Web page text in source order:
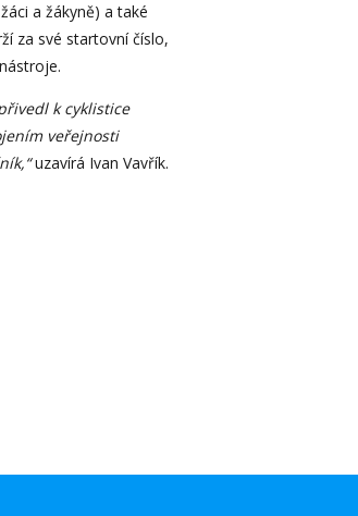
a žákyně) a také
za své startovní číslo,
k cyklistice
veřejnosti
uzavírá Ivan Vavřík.